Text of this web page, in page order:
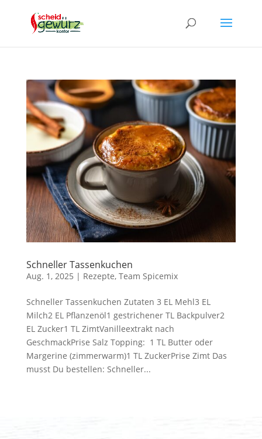
Schneller Tassenkuchen
Aug. 1, 2025 | Rezepte, Team Spicemix
Schneller Tassenkuchen Zutaten 3 EL Mehl3 EL
Milch2 EL Pflanzenöl1 gestrichener TL Backpulver2
EL Zucker1 TL ZimtVanilleextrakt nach
GeschmackPrise Salz Topping: 1 TL Butter oder
Margerine (zimmerwarm)1 TL ZuckerPrise Zimt Das
musst Du bestellen: Schneller...